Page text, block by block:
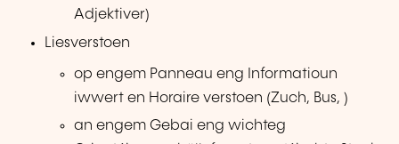
Adjektiver)
Liesverstoen
op engem Panneau eng Informatioun
iwwert en Horaire verstoen (Zuch, Bus, )
an engem Gebai eng wichteg